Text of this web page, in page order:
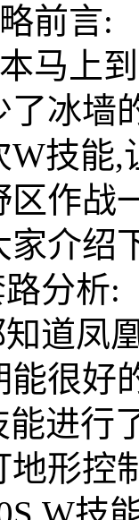
前言:
马上
了冰墙
W技能,
区作战
家介绍
分析:
道凤
能很好
能进行
地形控